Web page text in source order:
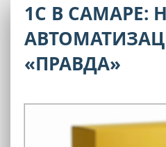
1С В САМАРЕ:
«ПРАВДА»